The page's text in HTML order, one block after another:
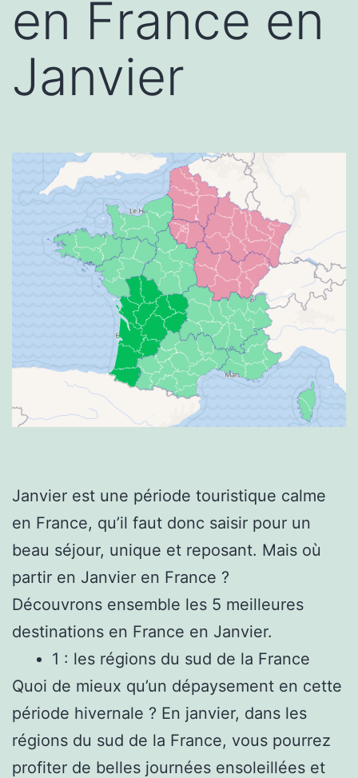
en France en
Janvier
Janvier est une période touristique calme
en France, qu’il faut donc saisir pour un
beau séjour, unique et reposant. Mais où
partir en Janvier en France ?
Découvrons ensemble les 5 meilleures
destinations en France en Janvier.
1 : les régions du sud de la France
Quoi de mieux qu’un dépaysement en cette
période hivernale ? En janvier, dans les
régions du sud de la France, vous pourrez
profiter de belles journées ensoleillées et